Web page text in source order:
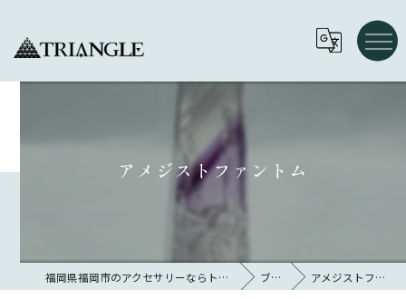
アメジストファントム
福岡県福岡市のアクセサリーならトライアングル 大名 ブログ アメジストファントム